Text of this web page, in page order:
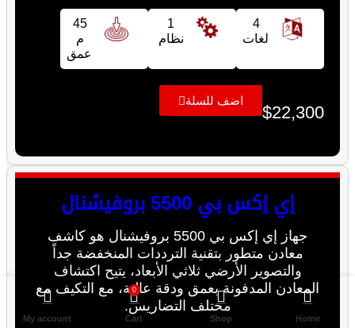
4
لغات
1
نظام
45
م
عمق
$22,300
اضف للسلة
إي إكس بي 5500 بروفيشنال
جهاز إي إكس بي 5500 بروفيشنال هو كاشف
معادن متطور بتقنية الترددات المنخفضة جداً
والتصوير الأرضي ثلاثي الأبعاد، يتيح اكتشاف
المعادن المدفونة بعمق ودقة عالية، مع التكيف مع
مختلف التضاريس.
Home
Shop
0
Cart
My account